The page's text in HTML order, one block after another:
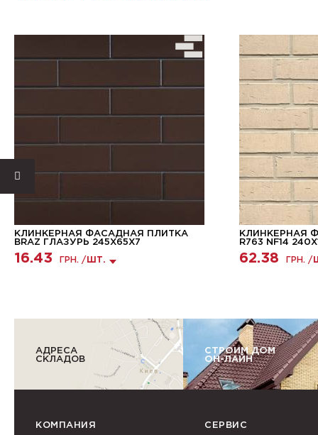
КЛИНКЕРНАЯ ФАСАДНАЯ ПЛИТКА
BRAZ ГЛАЗУРЬ 245Х65Х7
16.43 ГРН. / ШТ.
КЛИНКЕРНАЯ
R763 NF14
62.38 ГРН. /
АДРЕСА
СКЛАДОВ
СТРОИМ ДОМ
ОН-ЛАЙН
КОМПАНИЯ СЕРВИС